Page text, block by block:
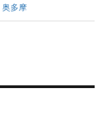
奥多摩